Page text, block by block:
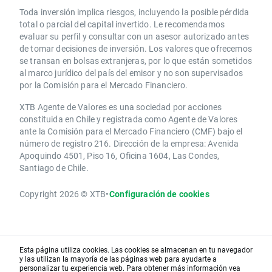
Toda inversión implica riesgos, incluyendo la posible pérdida
total o parcial del capital invertido. Le recomendamos
evaluar su perfil y consultar con un asesor autorizado antes
de tomar decisiones de inversión. Los valores que ofrecemos
se transan en bolsas extranjeras, por lo que están sometidos
al marco jurídico del país del emisor y no son supervisados
por la Comisión para el Mercado Financiero.
XTB Agente de Valores es una sociedad por acciones
constituida en Chile y registrada como Agente de Valores
ante la Comisión para el Mercado Financiero (CMF) bajo el
número de registro 216. Dirección de la empresa: Avenida
Apoquindo 4501, Piso 16, Oficina 1604, Las Condes,
Santiago de Chile.
Copyright 2026 © XTB•Configuración de cookies
Esta página utiliza cookies. Las cookies se almacenan en tu navegador
y las utilizan la mayoría de las páginas web para ayudarte a
personalizar tu experiencia web. Para obtener más información vea